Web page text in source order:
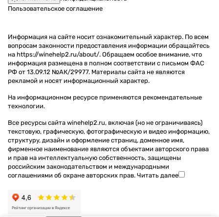
Пользовательское соглашение
Информация на сайте носит ознакомительный характер. По всем
вопросам законности предоставления информации обращайтесь
на https://winehelp2.ru/about/. Обращаем особое внимание, что
информация размещена в полном соответствии с письмом ФАС
РФ от 13.09.12 №АК/29977. Материалы сайта не являются
рекламой и носят информационный характер.
На информационном ресурсе применяются рекомендательные
технологии.
Все ресурсы сайта winehelp2.ru, включая (но не ограничиваясь)
текстовую, графическую, фотографическую и видео информацию,
структуру, дизайн и оформление страниц, доменное имя,
фирменное наименование являются объектами авторского права
и прав на интеллектуальную собственность, защищены
российским законодательством и международными
соглашениями об охране авторских прав. Читать далее